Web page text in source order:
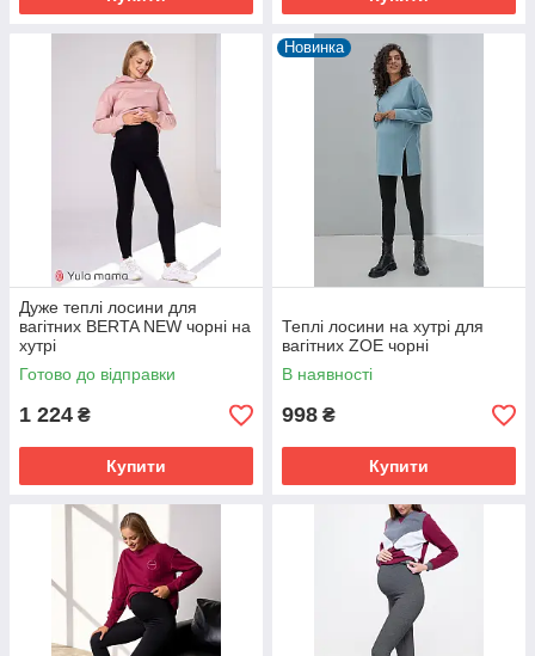
Дуже теплі лосини для
вагітних BERTA NEW чорні на
хутрі
Готово до відправки
1 224 ₴
Купити
Новинка
Теплі лосини на хутрі для
вагітних ZOE чорні
В наявності
998 ₴
Купити